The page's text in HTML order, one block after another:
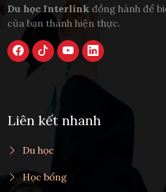
Du học Interlink đồng hành để
của bạn thành hiện thực.
Liên kết nhanh
Du học
Học bổng